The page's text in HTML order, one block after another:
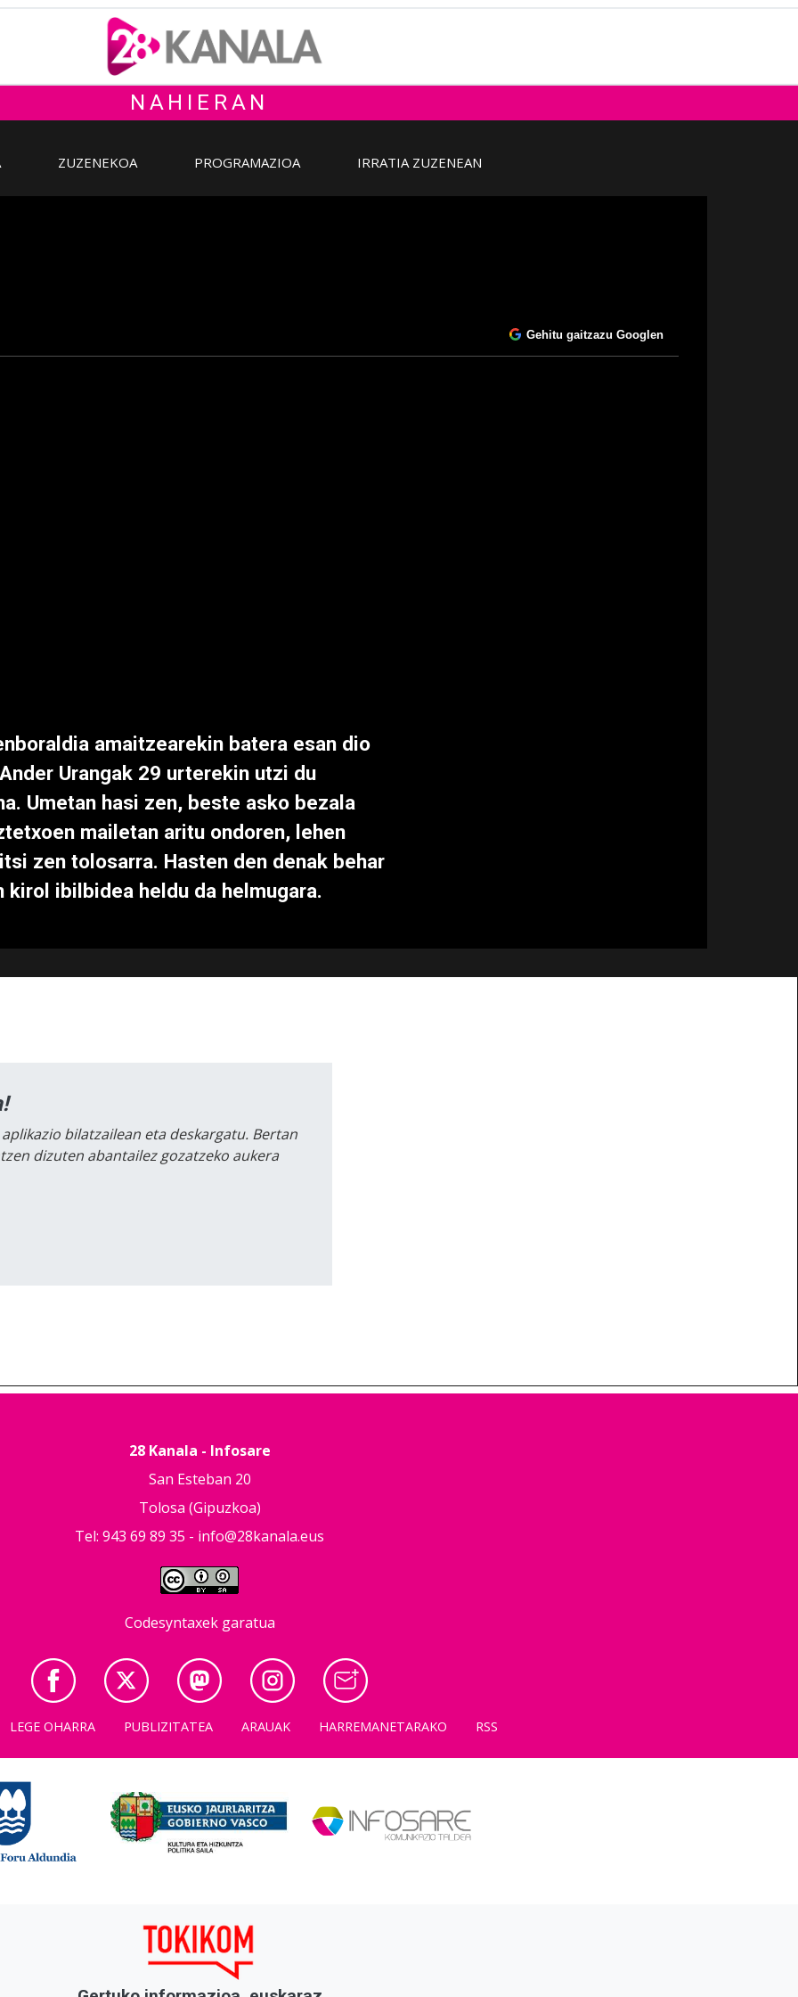
NAHIERAN
ZUZENEKOA PROGRAMAZIOA IRRATIA ZUZENEAN
Gehitu gaitzazu Googlen
amaitzearekin batera esan dio
Urangak 29 urterekin utzi du
Umetan hasi zen, beste asko bezala
mailetan aritu ondoren, lehen
zen tolosarra. Hasten den denak behar
kirol ibilbidea heldu da helmugara.
bilatzailean eta deskargatu. Bertan
dizuten abantailez gozatzeko aukera
28 Kanala - Infosare
San Esteban 20
Tolosa (Gipuzkoa)
Tel: 943 69 89 35 - info@28kanala.eus
Codesyntaxek garatua
LEGE OHARRA PUBLIZITATEA ARAUAK HARREMANETARAKO RSS